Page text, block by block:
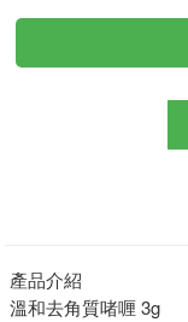
產品介紹
溫和去角質啫喱 3g